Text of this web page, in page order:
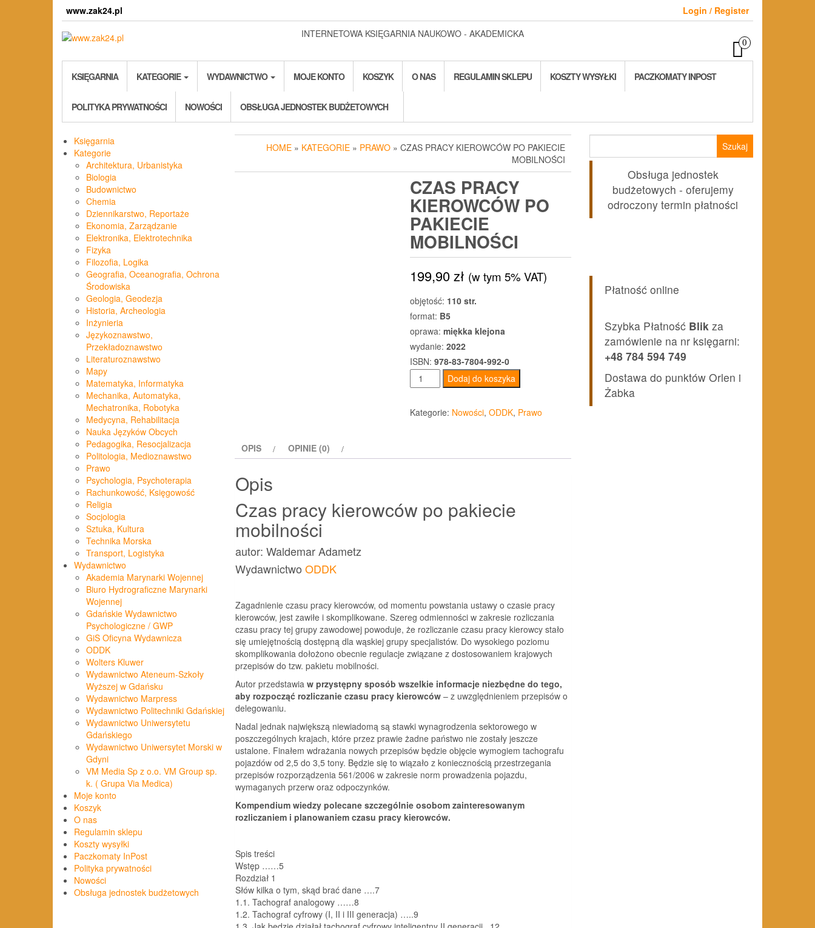
www.zak24.pl
Login / Register
INTERNETOWA KSIĘGARNIA NAUKOWO - AKADEMICKA
0
KSIĘGARNIA KATEGORIE WYDAWNICTWO MOJE KONTO KOSZYK O NAS REGULAMIN SKLEPU KOSZTY WYSYŁKI PACZKOMATY INPOST
POLITYKA PRYWATNOŚCI NOWOŚCI OBSŁUGA JEDNOSTEK BUDŻETOWYCH
Księgarnia
Kategorie
Architektura, Urbanistyka
Biologia
Budownictwo
Chemia
Dziennikarstwo, Reportaże
Ekonomia, Zarządzanie
Elektronika, Elektrotechnika
Fizyka
Filozofia, Logika
Geografia, Oceanografia, Ochrona
Środowiska
Geologia, Geodezja
Historia, Archeologia
Inżynieria
Językoznawstwo,
Przekładoznawstwo
Literaturoznawstwo
Mapy
Matematyka, Informatyka
Mechanika, Automatyka,
Mechatronika, Robotyka
Medycyna, Rehabilitacja
Nauka Języków Obcych
Pedagogika, Resocjalizacja
Politologia, Medioznawstwo
Prawo
Psychologia, Psychoterapia
Rachunkowość, Księgowość
Religia
Socjologia
Sztuka, Kultura
Technika Morska
Transport, Logistyka
Wydawnictwo
Akademia Marynarki Wojennej
Biuro Hydrograficzne Marynarki
Wojennej
Gdańskie Wydawnictwo
Psychologiczne / GWP
GiS Oficyna Wydawnicza
ODDK
Wolters Kluwer
Wydawnictwo Ateneum-Szkoły
Wyższej w Gdańsku
Wydawnictwo Marpress
Wydawnictwo Politechniki Gdańskiej
Wydawnictwo Uniwersytetu
Gdańskiego
Wydawnictwo Uniwersytet Morski w
Gdyni
VM Media Sp z o.o. VM Group sp.
k. ( Grupa Via Medica)
Moje konto
Koszyk
O nas
Regulamin sklepu
Koszty wysyłki
Paczkomaty InPost
Polityka prywatności
Nowości
Obsługa jednostek budżetowych
HOME » KATEGORIE » PRAWO » CZAS PRACY KIEROWCÓW PO PAKIECIE
MOBILNOŚCI
CZAS PRACY
KIEROWCÓW PO
PAKIECIE
MOBILNOŚCI
199,90zł (w tym 5% VAT)
objętość: 110 str.
format: B5
oprawa: miękka klejona
wydanie: 2022
ISBN: 978-83-7804-992-0
ilość
Czas
pracy
kierowców
Dodaj do koszyka
Kategorie: Nowości, ODDK, Prawo
OPIS OPINIE (0)
Opis
Czas pracy kierowców po pakiecie
mobilności
autor: Waldemar Adametz
Wydawnictwo ODDK
Zagadnienie czasu pracy kierowców, od momentu powstania ustawy o czasie pracy
kierowców, jest zawiłe i skomplikowane. Szereg odmienności w zakresie rozliczania
czasu pracy tej grupy zawodowej powoduje, że rozliczanie czasu pracy kierowcy stało
się umiejętnością dostępną dla wąskiej grupy specjalistów. Do wysokiego poziomu
skomplikowania dołożono obecnie regulacje związane z dostosowaniem krajowych
przepisów do tzw. pakietu mobilności.
Autor przedstawia w przystępny sposób wszelkie informacje niezbędne do tego,
aby rozpocząć rozliczanie czasu pracy kierowców – z uwzględnieniem przepisów o
delegowaniu.
Nadal jednak największą niewiadomą są stawki wynagrodzenia sektorowego w
poszczególnych krajach, które przez prawie żadne państwo nie zostały jeszcze
ustalone. Finałem wdrażania nowych przepisów będzie objęcie wymogiem tachografu
pojazdów od 2,5 do 3,5 tony. Będzie się to wiązało z koniecznością przestrzegania
przepisów rozporządzenia 561/2006 w zakresie norm prowadzenia pojazdu,
wymaganych przerw oraz odpoczynków.
Kompendium wiedzy polecane szczególnie osobom zainteresowanym
rozliczaniem i planowaniem czasu pracy kierowców.
Spis treści
Wstęp ……5
Rozdział 1
Słów kilka o tym, skąd brać dane ….7
1.1. Tachograf analogowy ……8
1.2. Tachograf cyfrowy (I, II i III generacja) …..9
Obsługa jednostek
budżetowych - oferujemy
odroczony termin płatności
Płatność online
Szybka Płatność Blik za
zamówienie na nr księgarni:
+48 784 594 749
Dostawa do punktów Orlen i
Żabka